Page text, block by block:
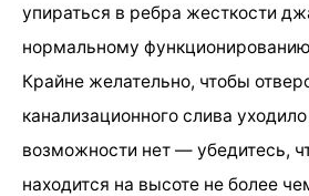
упираться в ребра жесткости
нормальному
Крайне желательно, чтобы
канализационного слива
возможности нет — убедитесь,
находится на высоте не более